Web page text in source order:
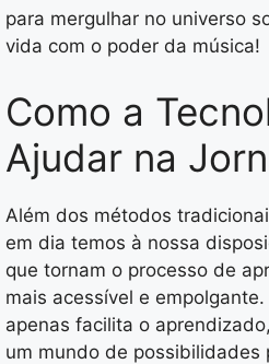
para mergulhar no universo
vida com o poder da música!
Como a
Ajudar na
Além dos métodos
em dia temos à nossa
que tornam o processo de
mais acessível e
apenas facilita o
um mundo de possibilidades